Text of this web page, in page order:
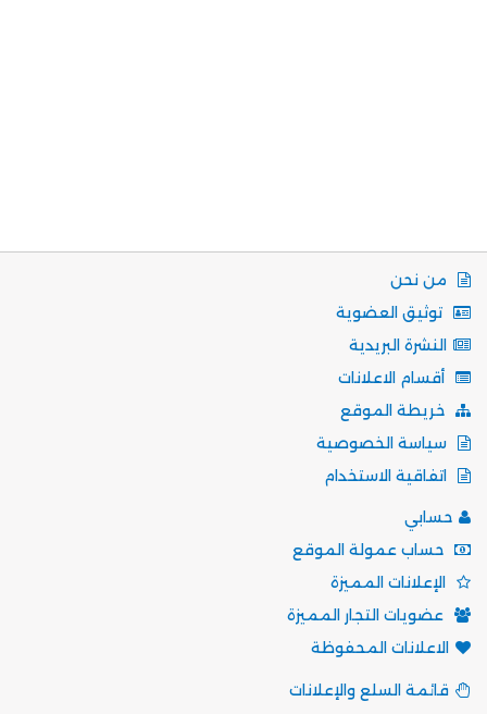
من نحن
توثيق العضوية
النشرة البريدية
أقسام الاعلانات
خريطة الموقع
سياسة الخصوصية
اتفاقية الاستخدام
حسابي
حساب عمولة الموقع
الإعلانات المميزة
عضويات التجار المميزة
الاعلانات المحفوظة
قائمة السلع والإعلانات